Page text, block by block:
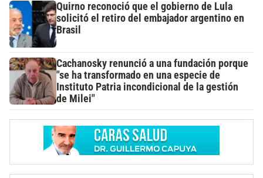
Quirno reconoció que el gobierno de Lula
solicitó el retiro del embajador argentino en
Brasil
Cachanosky renunció a una fundación porque
"se ha transformado en una especie de
Instituto Patria incondicional de la gestión
de Milei"